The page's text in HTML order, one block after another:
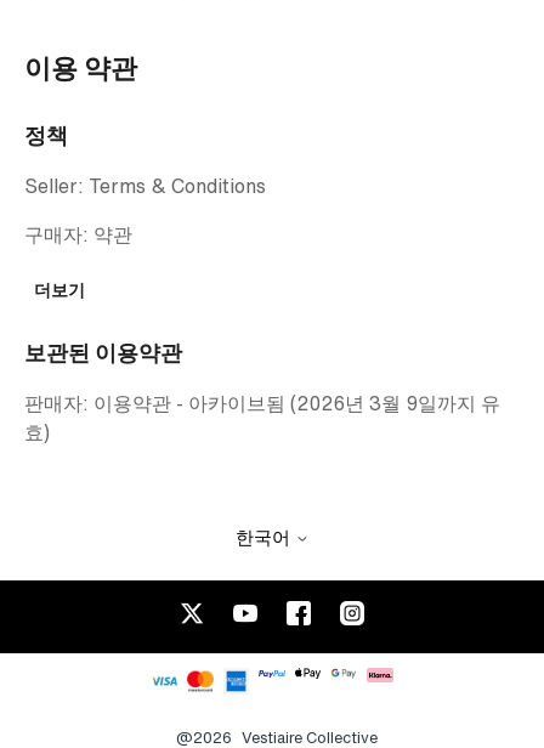
정책
Seller: Terms & Conditions
구매자: 약관
더보기
보관된 이용약관
판매자: 이용약관 - 아카이브됨 (2026년 3월 9일까지 유
효)
이용 약관
한국어
@2026 Vestiaire Collective